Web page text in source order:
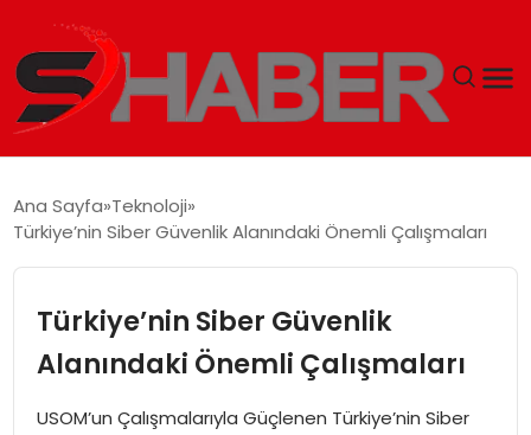
MAGAZIN
TEKNOLOJI
SPOR
Ana Sayfa Teknoloji
Türkiye’nin Siber Güvenlik Alanındaki Önemli Çalışmaları
Türkiye’nin Siber Güvenlik
Alanındaki Önemli Çalışmaları
USOM’un Çalışmalarıyla Güçlenen Türkiye’nin Siber